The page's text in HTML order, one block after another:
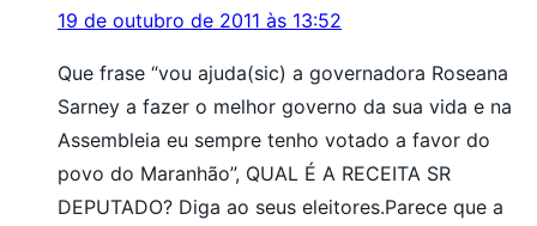
19 de outubro de 2011 às 13:52
Que frase “vou ajuda(sic) a governadora Roseana
Sarney a fazer o melhor governo da sua vida e na
Assembleia eu sempre tenho votado a favor do
povo do Maranhão”, QUAL É A RECEITA SR
DEPUTADO? Diga ao seus eleitores.Parece que a